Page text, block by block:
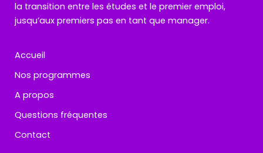
la transition entre les études et le premier emploi,
jusqu’aux premiers pas en tant que manager.
Accueil
Nos programmes
A propos
Questions fréquentes
Contact